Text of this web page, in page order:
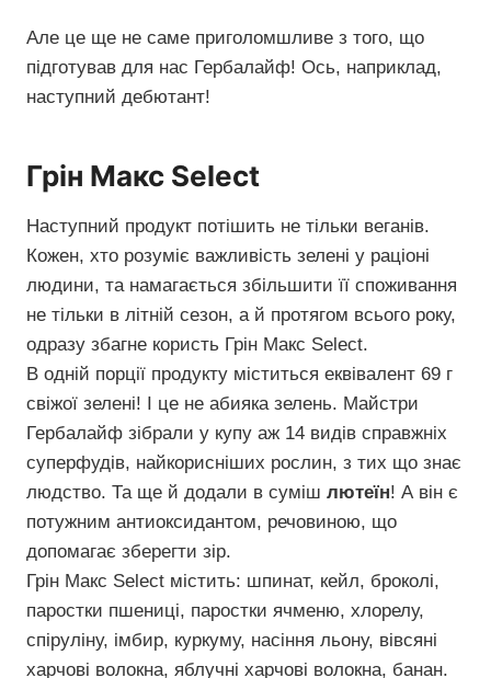
Але це ще не саме приголомшливе з того, що
підготував для нас Гербалайф! Ось, наприклад,
наступний дебютант!
Грін Макс Select
Наступний продукт потішить не тільки веганів.
Кожен, хто розуміє важливість зелені у раціоні
людини, та намагається збільшити її споживання
не тільки в літній сезон, а й протягом всього року,
одразу збагне користь Грін Макс Select.
В одній порції продукту міститься еквівалент 69 г
свіжої зелені! І це не абияка зелень. Майстри
Гербалайф зібрали у купу аж 14 видів справжніх
суперфудів, найкорисніших рослин, з тих що знає
людство. Та ще й додали в суміш лютеїн! А він є
потужним антиоксидантом, речовиною, що
допомагає зберегти зір.
Грін Макс Select містить: шпинат, кейл, броколі,
паростки пшениці, паростки ячменю, хлорелу,
спіруліну, імбир, куркуму, насіння льону, вівсяні
харчові волокна, яблучні харчові волокна, банан.